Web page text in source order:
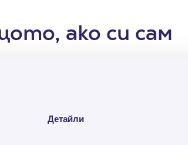
Детайли
ако си сам
не баба или дядо - кой знае от